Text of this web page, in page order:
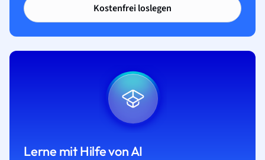
Kostenfrei loslegen
Lerne mit Hilfe von AI